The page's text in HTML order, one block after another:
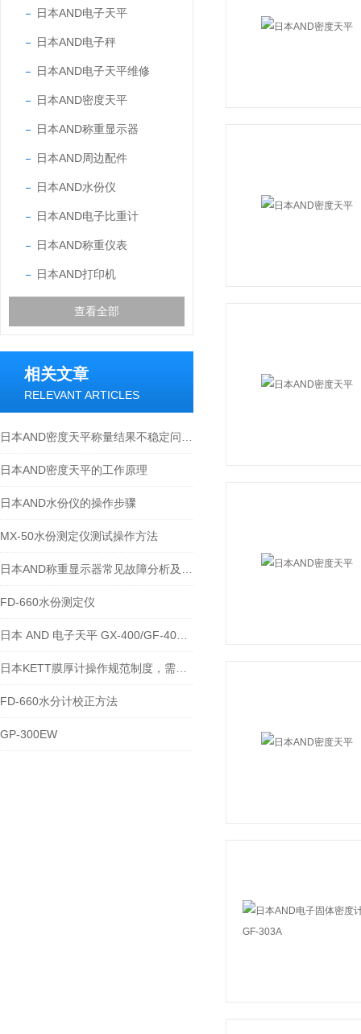
日本AND电子天平
日本AND电子秤
日本AND电子天平维修
日本AND密度天平
日本AND称重显示器
日本AND周边配件
日本AND水份仪
日本AND电子比重计
日本AND称重仪表
日本AND打印机
查看全部
相关文章
RELEVANT ARTICLES
日本AND密度天平的工作原理
日本AND水份仪的操作步骤
MX-50水份测定仪测试操作方法
FD-660水份测定仪
FD-660水分计校正方法
GP-300EW